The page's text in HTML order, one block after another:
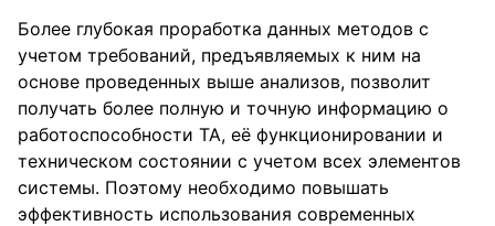
Более глубокая проработка данных методов с
учетом требований, предъявляемых к ним на
основе проведенных выше анализов, позволит
получать более полную и точную информацию о
работоспособности ТА, её функционировании и
техническом состоянии с учетом всех элементов
системы. Поэтому необходимо повышать
эффективность использования современных